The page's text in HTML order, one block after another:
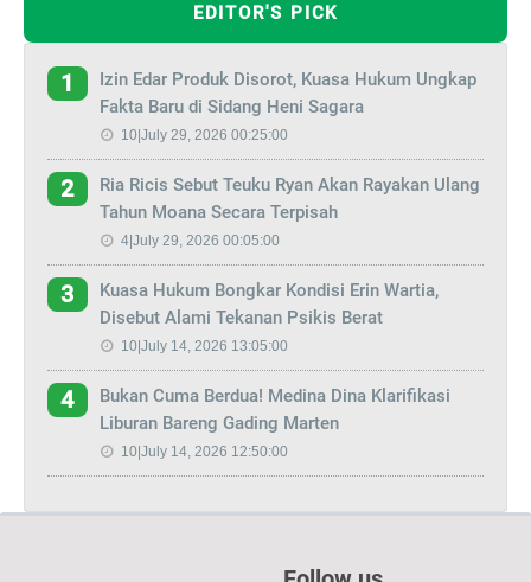
EDITOR'S PICK
1
Izin Edar Produk Disorot, Kuasa Hukum Ungkap
Fakta Baru di Sidang Heni Sagara
10|July 29, 2026 00:25:00
2
Ria Ricis Sebut Teuku Ryan Akan Rayakan Ulang
Tahun Moana Secara Terpisah
4|July 29, 2026 00:05:00
3
Kuasa Hukum Bongkar Kondisi Erin Wartia,
Disebut Alami Tekanan Psikis Berat
10|July 14, 2026 13:05:00
4
Bukan Cuma Berdua! Medina Dina Klarifikasi
Liburan Bareng Gading Marten
10|July 14, 2026 12:50:00